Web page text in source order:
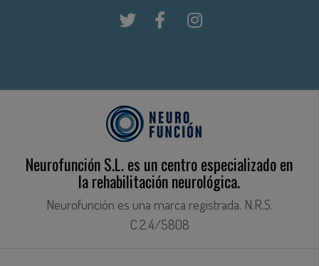
Neurofunción S.L. es un centro especializado en
la rehabilitación neurológica.
Neurofunción es una marca registrada. N.R.S:
C.2.4/5808